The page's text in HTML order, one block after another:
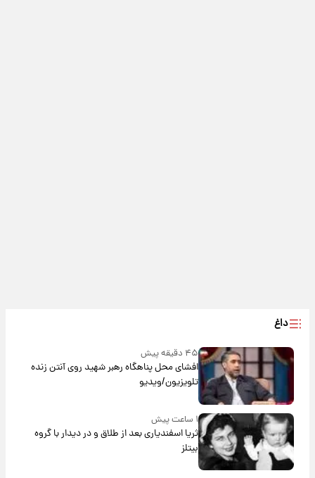
داغ
۴۵ دقیقه پیش
افشای محل پناهگاه‌ رهبر شهید روی آنتن زنده
تلویزیون/ویدیو
۱ ساعت پیش
ثریا اسفندیاری بعد از طلاق و در دیدار با گروه
بیتلز